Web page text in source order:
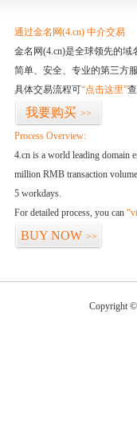
通过金名网(4.cn) 中介交易
金名网(4.cn)是全球领先的
简单、安全、专业的第三方
具体交易流程可“点击这里”
我要购买 >>
Process Overview:
4.cn is a world leading domain
million RMB transaction
5 workdays.
For detailed process, you can
BUY NOW >>
Copyright ©